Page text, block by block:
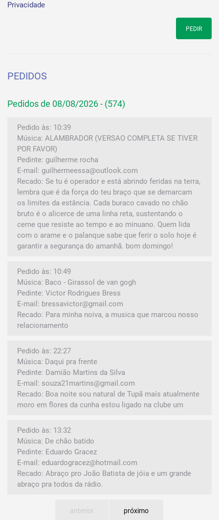
Privacidade
PEDIR
PEDIDOS
Pedidos de 08/08/2026 - (574)
Pedido às: 10:39
Música: ALAMBRADOR (VERSAO COMPLETA SE TIVER
POR FAVOR)
Pedinte: guilherme rocha
E-mail: guilhermeessa@outlook.com
Recado: Se tu é operador e está abrindo feridas na terra,
lembra que é da força do teu braço que se demarcam
os limites da estância. Cada buraco cavado no chão
bruto é o alicerce de uma linha reta, sustentando o
cerne que resiste ao tempo e ao minuano. Quem lida
com o arame e o palanque sabe que ferir o solo hoje é
garantir a segurança do amanhã. bom domingo!
Pedido às: 10:49
Música: Baco - Girassol de van gogh
Pedinte: Victor Rodrigues Bress
E-mail: bressavictor@gmail.com
Recado: Para minha noiva, a musica que marcou nosso
relacionamento
Pedido às: 22:27
Música: Daqui pra frente
Pedinte: Damião Martins da Silva
E-mail: souza21martins@gmail.com
Recado: Boa noite sou natural de Tupã maís atualmente
moro em flores da cunha estou ligado na clube um
Pedido às: 13:32
Música: De chão batido
Pedinte: Eduardo Gracez
E-mail: eduardogracez@hotmail.com
Recado: Abraço pro João Batista de jóia e um grande
abraço pra todos da rádio.
anterior próximo